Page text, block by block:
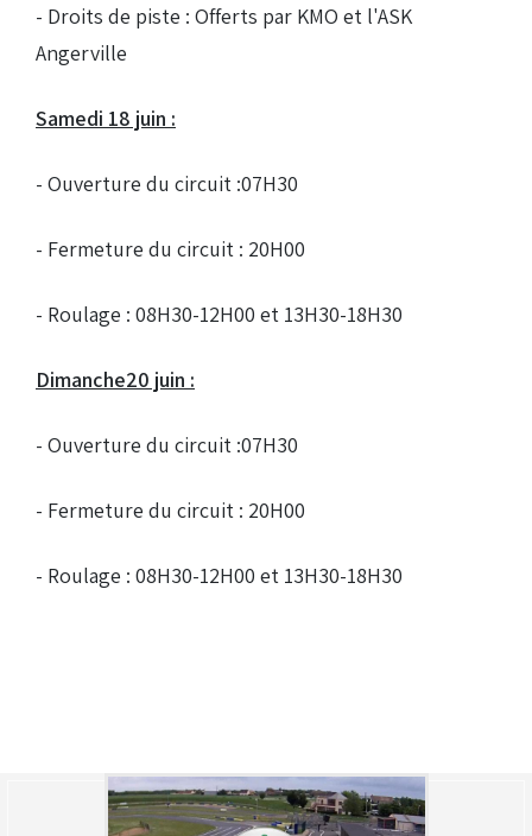
Droit de piste annuel autre club : voir avec le RKO
sur le circuit
- Droits de piste : Offerts par KMO et l'ASK
Angerville
Samedi 18 juin :
- Ouverture du circuit :07H30
- Fermeture du circuit : 20H00
- Roulage : 08H30-12H00 et 13H30-18H30
Dimanche20 juin :
- Ouverture du circuit :07H30
- Fermeture du circuit : 20H00
- Roulage : 08H30-12H00 et 13H30-18H30